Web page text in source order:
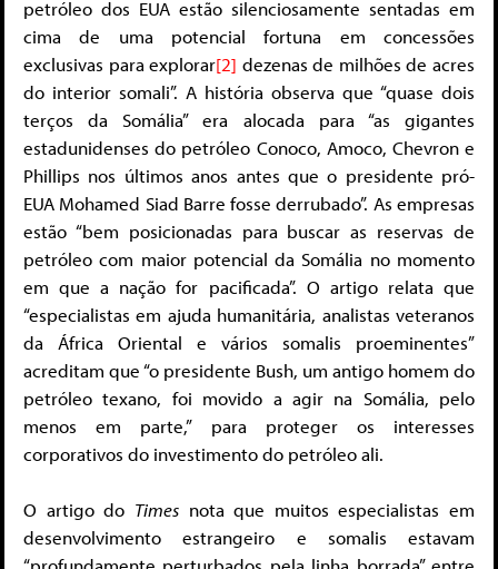
petróleo dos EUA estão silenciosamente sentadas em
cima de uma potencial fortuna em concessões
exclusivas para explorar[2] dezenas de milhões de acres
do interior somali”. A história observa que “quase dois
terços da Somália” era alocada para “as gigantes
estadunidenses do petróleo Conoco, Amoco, Chevron e
Phillips nos últimos anos antes que o presidente pró-
EUA Mohamed Siad Barre fosse derrubado”. As empresas
estão “bem posicionadas para buscar as reservas de
petróleo com maior potencial da Somália no momento
em que a nação for pacificada”. O artigo relata que
“especialistas em ajuda humanitária, analistas veteranos
da África Oriental e vários somalis proeminentes”
acreditam que “o presidente Bush, um antigo homem do
petróleo texano, foi movido a agir na Somália, pelo
menos em parte,” para proteger os interesses
corporativos do investimento do petróleo ali.
O artigo do Timesnota que muitos especialistas em
desenvolvimento estrangeiro e somalis estavam